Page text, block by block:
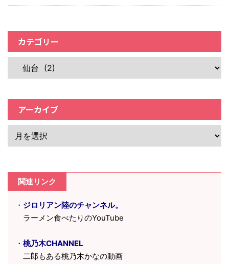
カテゴリー
アーカイブ
関連リンク
・ ジロリアン陸のチャンネル。
ラーメン食べたりのYouTube
・ 桃乃木CHANNEL
二郎もある桃乃木かなの動画